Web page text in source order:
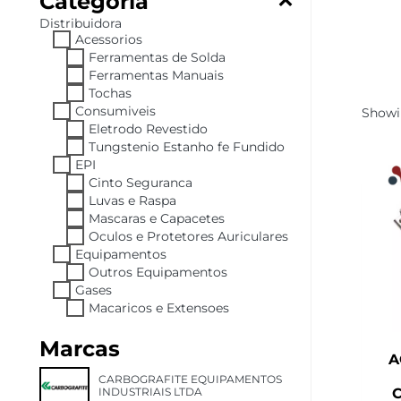
Distribuidora
Acessorios
Ferramentas de Solda
Ferramentas Manuais
Tochas
Consumiveis
Eletrodo Revestido
Tungstenio Estanho fe Fundido
EPI
Cinto Seguranca
Luvas e Raspa
Mascaras e Capacetes
Oculos e Protetores Auriculares
Equipamentos
Outros Equipamentos
Gases
Macaricos e Extensoes
Marcas
CARBOGRAFITE EQUIPAMENTOS
INDUSTRIAIS LTDA